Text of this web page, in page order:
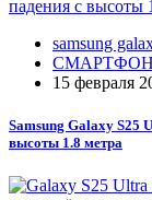
samsung
15 февраля
Samsung Galaxy S25
высоты 1.8 метра